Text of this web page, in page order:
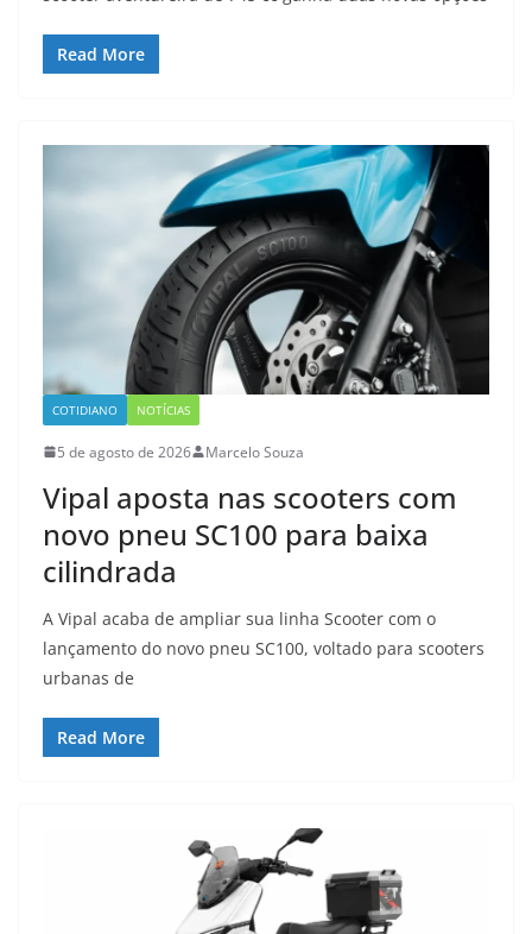
Read More
COTIDIANO NOTÍCIAS
5 de agosto de 2026 Marcelo Souza
Vipal aposta nas scooters com
novo pneu SC100 para baixa
cilindrada
A Vipal acaba de ampliar sua linha Scooter com o
lançamento do novo pneu SC100, voltado para scooters
urbanas de
Read More